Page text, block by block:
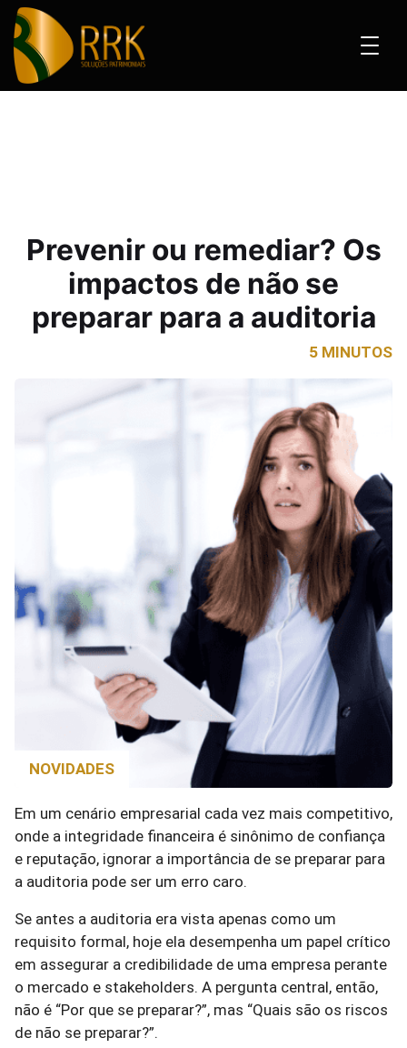
Prevenir ou remediar? Os
impactos de não se
preparar para a auditoria
5 MINUTOS
NOVIDADES
Em um cenário empresarial cada vez mais competitivo,
onde a integridade financeira é sinônimo de confiança
e reputação, ignorar a importância de se preparar para
a auditoria pode ser um erro caro.
Se antes a auditoria era vista apenas como um
requisito formal, hoje ela desempenha um papel crítico
em assegurar a credibilidade de uma empresa perante
o mercado e stakeholders. A pergunta central, então,
não é “Por que se preparar?”, mas “Quais são os riscos
de não se preparar?”.